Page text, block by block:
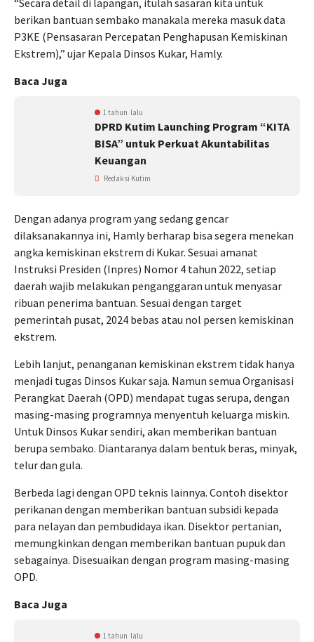
“Secara detail di lapangan, itulah sasaran kita untuk
berikan bantuan sembako manakala mereka masuk data
P3KE (Pensasaran Percepatan Penghapusan Kemiskinan
Ekstrem),” ujar Kepala Dinsos Kukar, Hamly.
Baca Juga
1 tahun lalu
DPRD Kutim Launching Program “KITA
BISA” untuk Perkuat Akuntabilitas
Keuangan
Redaksi Kutim
Dengan adanya program yang sedang gencar
dilaksanakannya ini, Hamly berharap bisa segera menekan
angka kemiskinan ekstrem di Kukar. Sesuai amanat
Instruksi Presiden (Inpres) Nomor 4 tahun 2022, setiap
daerah wajib melakukan penganggaran untuk menyasar
ribuan penerima bantuan. Sesuai dengan target
pemerintah pusat, 2024 bebas atau nol persen kemiskinan
ekstrem.
Lebih lanjut, penanganan kemiskinan ekstrem tidak hanya
menjadi tugas Dinsos Kukar saja. Namun semua Organisasi
Perangkat Daerah (OPD) mendapat tugas serupa, dengan
masing-masing programnya menyentuh keluarga miskin.
Untuk Dinsos Kukar sendiri, akan memberikan bantuan
berupa sembako. Diantaranya dalam bentuk beras, minyak,
telur dan gula.
Berbeda lagi dengan OPD teknis lainnya. Contoh disektor
perikanan dengan memberikan bantuan subsidi kepada
para nelayan dan pembudidaya ikan. Disektor pertanian,
memungkinkan dengan memberikan bantuan pupuk dan
sebagainya. Disesuaikan dengan program masing-masing
OPD.
Baca Juga
1 tahun lalu